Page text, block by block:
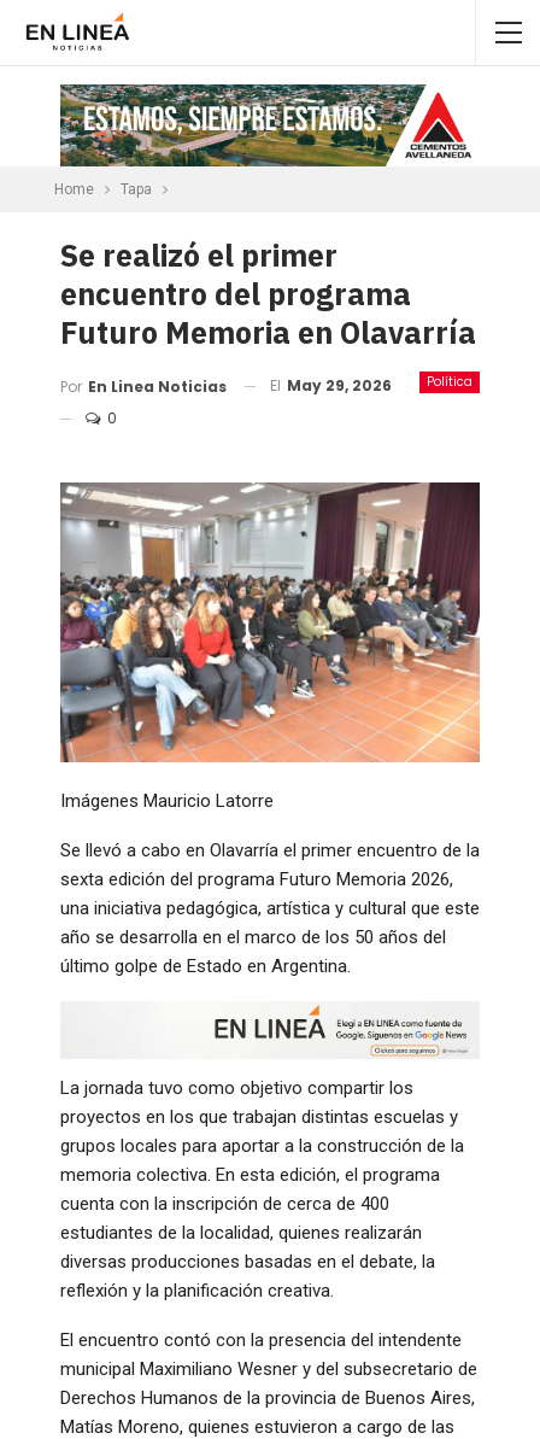
Home Tapa
Se realizó el primer
encuentro del programa
Futuro Memoria en Olavarría
Política
Por En Linea Noticias El May 29, 2026
0
Imágenes Mauricio Latorre
Se llevó a cabo en Olavarría el primer encuentro de la
sexta edición del programa Futuro Memoria 2026,
una iniciativa pedagógica, artística y cultural que este
año se desarrolla en el marco de los 50 años del
último golpe de Estado en Argentina.
La jornada tuvo como objetivo compartir los
proyectos en los que trabajan distintas escuelas y
grupos locales para aportar a la construcción de la
memoria colectiva. En esta edición, el programa
cuenta con la inscripción de cerca de 400
estudiantes de la localidad, quienes realizarán
diversas producciones basadas en el debate, la
reflexión y la planificación creativa.
El encuentro contó con la presencia del intendente
municipal Maximiliano Wesner y del subsecretario de
Derechos Humanos de la provincia de Buenos Aires,
Matías Moreno, quienes estuvieron a cargo de las